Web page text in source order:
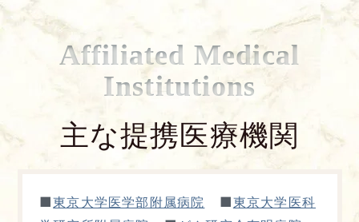
Affiliated Medical
Institutions
主な提携医療機関
■東京大学医学部附属病院 ■東京大学医科